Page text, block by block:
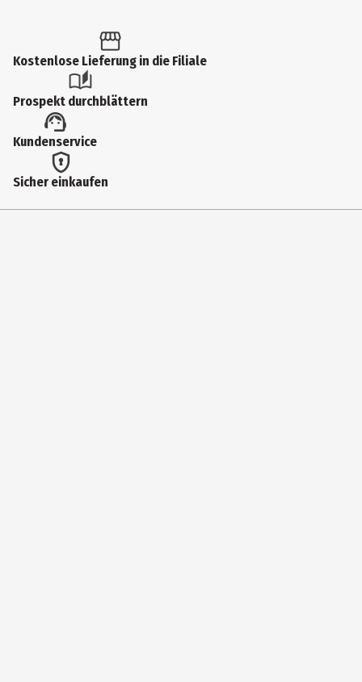
Kostenlose Lieferung in die Filiale
Prospekt durchblättern
Kundenservice
Sicher einkaufen